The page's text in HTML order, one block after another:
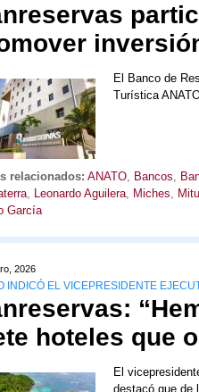
El Banco de
Turística
relacionados: ANATO, Bancos,
, Leonardo Aguilera, Miches,
García
2026
INDICÓ EL VICEPRESIDENTE
hoteles que
El
destacó que de